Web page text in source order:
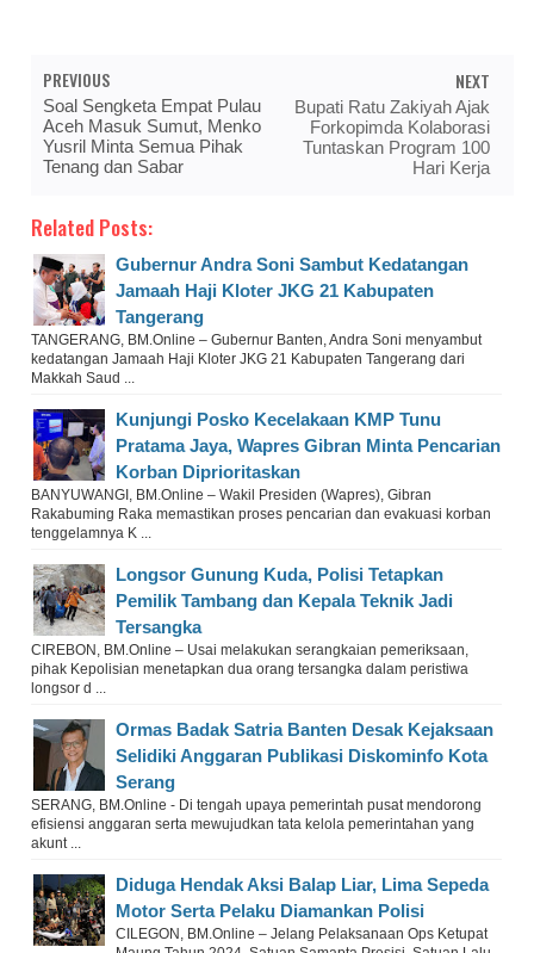
PREVIOUS
Soal Sengketa Empat Pulau
Aceh Masuk Sumut, Menko
Yusril Minta Semua Pihak
Tenang dan Sabar
NEXT
Bupati Ratu Zakiyah Ajak
Forkopimda Kolaborasi
Tuntaskan Program 100
Hari Kerja
Related Posts:
Gubernur Andra Soni Sambut Kedatangan
Jamaah Haji Kloter JKG 21 Kabupaten
Tangerang
TANGERANG, BM.Online – Gubernur Banten, Andra Soni menyambut
kedatangan Jamaah Haji Kloter JKG 21 Kabupaten Tangerang dari
Makkah Saud ...
Kunjungi Posko Kecelakaan KMP Tunu
Pratama Jaya, Wapres Gibran Minta Pencarian
Korban Diprioritaskan
BANYUWANGI, BM.Online – Wakil Presiden (Wapres), Gibran
Rakabuming Raka memastikan proses pencarian dan evakuasi korban
tenggelamnya K ...
Longsor Gunung Kuda, Polisi Tetapkan
Pemilik Tambang dan Kepala Teknik Jadi
Tersangka
CIREBON, BM.Online – Usai melakukan serangkaian pemeriksaan,
pihak Kepolisian menetapkan dua orang tersangka dalam peristiwa
longsor d ...
Ormas Badak Satria Banten Desak Kejaksaan
Selidiki Anggaran Publikasi Diskominfo Kota
Serang
SERANG, BM.Online - Di tengah upaya pemerintah pusat mendorong
efisiensi anggaran serta mewujudkan tata kelola pemerintahan yang
akunt ...
Diduga Hendak Aksi Balap Liar, Lima Sepeda
Motor Serta Pelaku Diamankan Polisi
CILEGON, BM.Online – Jelang Pelaksanaan Ops Ketupat